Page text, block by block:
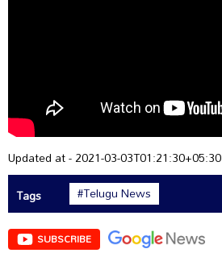
Updated at - 2021-03-03T01:21:30+05:30
Tags
#Telugu News
SUBSCRIBE